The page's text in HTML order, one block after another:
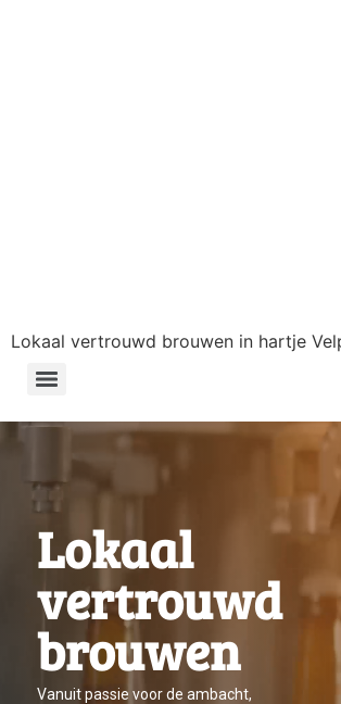
Lokaal vertrouwd brouwen in hartje
Lokaal
vertrouwd
brouwen
Vanuit passie voor de ambacht,